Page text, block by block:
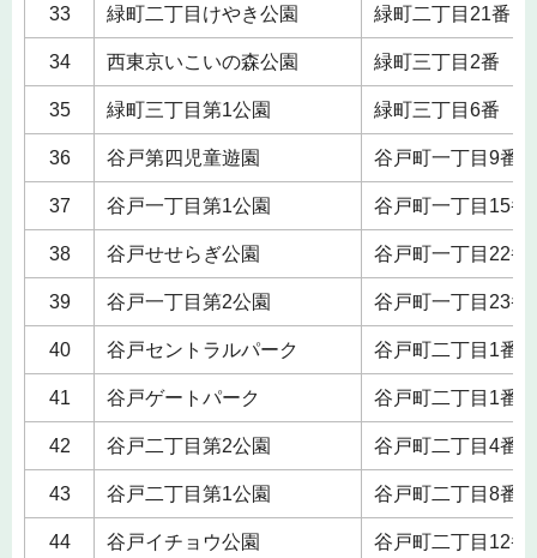
33 緑町二丁目けやき公園 緑町二丁目21番
34 西東京いこいの森公園 緑町三丁目2番
35 緑町三丁目第1公園 緑町三丁目6番
36 谷戸第四児童遊園 谷戸町一丁目9番
37 谷戸一丁目第1公園 谷戸町一丁目15番
38 谷戸せせらぎ公園 谷戸町一丁目22番
39 谷戸一丁目第2公園 谷戸町一丁目23番
40 谷戸セントラルパーク 谷戸町二丁目1番
41 谷戸ゲートパーク 谷戸町二丁目1番
42 谷戸二丁目第2公園 谷戸町二丁目4番
43 谷戸二丁目第1公園 谷戸町二丁目8番
44 谷戸イチョウ公園 谷戸町二丁目12番